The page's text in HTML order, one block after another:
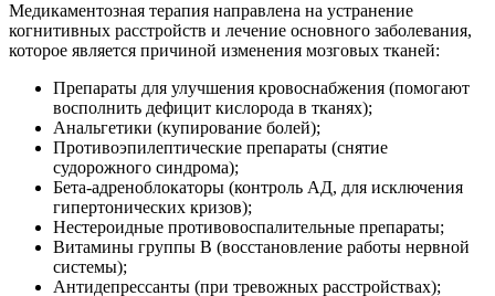
Медикаментозная терапия направлена на устранение
когнитивных расстройств и лечение основного заболевания,
которое является причиной изменения мозговых тканей:
Препараты для улучшения кровоснабжения (помогают
восполнить дефицит кислорода в тканях);
Анальгетики (купирование болей);
Противоэпилептические препараты (снятие
судорожного синдрома);
Бета-адреноблокаторы (контроль АД, для исключения
гипертонических кризов);
Нестероидные противовоспалительные препараты;
Витамины группы В (восстановление работы нервной
системы);
Антидепрессанты (при тревожных расстройствах);